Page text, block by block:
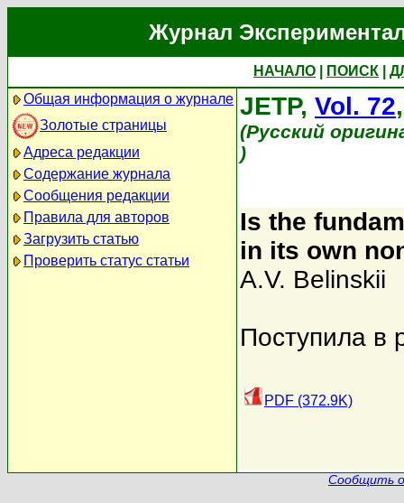
Журнал
НАЧАЛО ПОИСК
Общая информация о журнале
Золотые страницы
Адреса редакции
Содержание журнала
Сообщения редакции
Правила для авторов
Загрузить статью
Проверить статус статьи
JETP, Vol. 72
(Русский
)
Is the
in its own
A.V. Belinskii
Поступила в
PDF (372.9K)
Сообщить о